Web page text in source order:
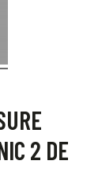
2 DE